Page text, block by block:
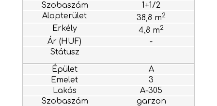
1+1/2
38,8 m2
4,8 m2
-
A
3
A-305
garzon